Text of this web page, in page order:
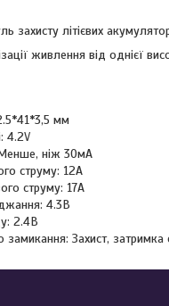
захисту літієвих
живлення від однієї
мм
4.2V
ніж 30мA
струму: 12А
струму: 17А
4.3В
2.4В
замикання: Захист, затримка